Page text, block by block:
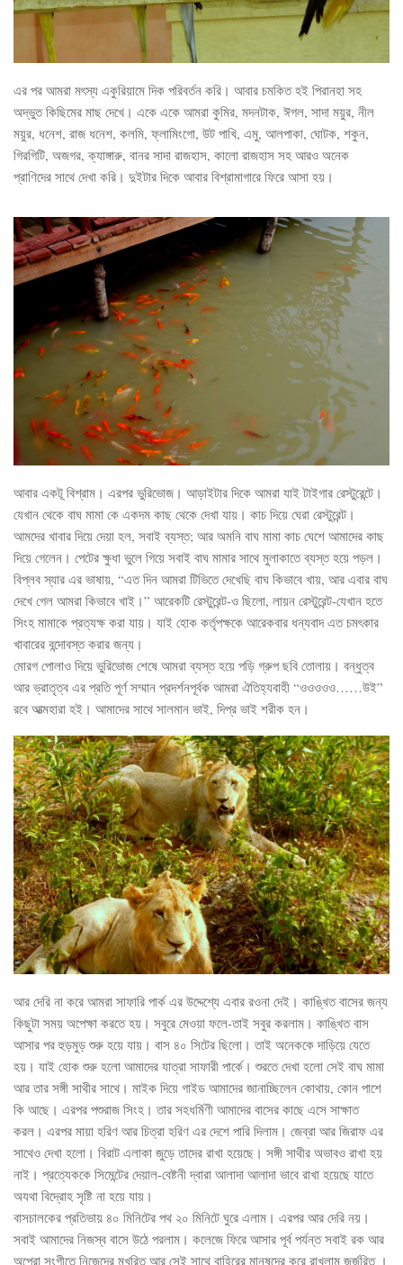
এর পর আমরা মৎস্য একুরিয়ামে দিক পরিবর্তন করি। আবার চমকিত হই পিরানহা সহ
অদ্ভুত কিছিমের মাছ দেখে। একে একে আমরা কুমির, মদনটাক, ঈগল, সাদা ময়ুর, নীল
ময়ুর, ধনেশ, রাজ ধনেশ, কলমি, ফ্লামিংগো, উট পাখি, এমু, আলপাকা, ঘোটক, শকুন,
গিরগিটি, অজগর, ক্যাঙ্গারু, বানর সাদা রাজহাস, কালো রাজহাস সহ আরও অনেক
প্রাণিদের সাথে দেখা করি। দুইটার দিকে আবার বিশ্রামাগারে ফিরে আসা হয়।
আবার একটূ বিশ্রাম। এরপর ভুরিভোজ। আড়াইটার দিকে আমরা যাই টাইগার রেস্টুরেন্টে।
যেখান থেকে বাঘ মামা কে একদম কাছ থেকে দেখা যায়। কাচ দিয়ে ঘেরা রেস্টুরেন্ট।
আমদের খাবার দিয়ে দেয়া হল, সবাই ব্যস্ত; আর অমনি বাঘ মামা কাচ ঘেশে আমাদের কাছ
দিয়ে গেলেন। পেটের ক্ষুধা ভুলে গিয়ে সবাই বাঘ মামার সাথে মুলাকাতে ব্যস্ত হয়ে পড়ল।
বিপ্লব স্যার এর ভাষায়, “এত দিন আমরা টিভিতে দেখেছি বাঘ কিভাবে খায়, আর এবার বাঘ
দেখে গেল আমরা কিভাবে খাই।” আরেকটি রেস্টুরেন্ট-ও ছিলো, লায়ন রেস্টুরেন্ট-যেখান হতে
সিংহ মামাকে প্রত্যক্ষ করা যায়। যাই হোক কর্তৃপক্ষকে আরেকবার ধন্যবাদ এত চমৎকার
খাবারের বন্দোবস্ত করার জন্য।
মোরগ পোলাও দিয়ে ভুরিভোজ শেষে আমরা ব্যস্ত হয়ে পড়ি গ্রুপ ছবি তোলায়। বন্ধুত্ব
আর ভ্রাতৃত্ব এর প্রতি পূর্ণ সম্মান প্রদর্শনপূর্বক আমরা ঐতিহ্যবাহী “ওওওওও……উই”
রবে আত্মহারা হই। আমাদের সাথে সালমান ভাই, দিপ্র ভাই শরীক হন।
আর দেরি না করে আমরা সাফারি পার্ক এর উদ্দেশ্যে এবার রওনা দেই। কাঙ্খিত বাসের জন্য
কিছুটা সময় অপেক্ষা করতে হয়। সবুরে মেওয়া ফলে-তাই সবুর করলাম। কাঙ্খিত বাস
আসার পর হুড়মুড় শুরু হয়ে যায়। বাস ৪০ সিটের ছিলো। তাই অনেককে দাড়িয়ে যেতে
হয়। যাই হোক শুরু হলো আমাদের যাত্রা সাফারী পার্কে। শুরতে দেখা হলো সেই বাঘ মামা
আর তার সঙ্গী সাথীর সাথে। মাইক দিয়ে গাইড আমাদের জানাচ্ছিলেন কোথায়, কোন পাশে
কি আছে। এরপর পশুরাজ সিংহ। তার সহধর্মিণী আমাদের বাসের কাছে এসে সাক্ষাত
করল। এরপর মায়া হরিণ আর চিত্রা হরিণ এর দেশে পারি দিলাম। জেব্রা আর জিরাফ এর
সাথেও দেখা হলো। বিরাট এলাকা জুড়ে তাদের রাখা হয়েছে। সঙ্গী সাথীর অভাবও রাখা হয়
নাই। প্রত্যেককে সিমেন্টের দেয়াল-বেষ্টনী দ্বারা আলাদা আলাদা ভাবে রাখা হয়েছে যাতে
অযথা বিদ্রোহ সৃষ্টি না হয়ে যায়।
বাসচালকের প্রতিভায় ৪০ মিনিটের পথ ২০ মিনিটে ঘুরে এলাম। এরপর আর দেরি নয়।
সবাই আমাদের নিজস্ব বাসে উঠে পরলাম। কলেজে ফিরে আসার পূর্ব পর্যন্ত সবাই রক আর
অপেরা সংগীতে নিজেদের মুখরিত আর সেই সাথে বাহিরের মানুষদের করে রাখলাম জর্জরিত ।